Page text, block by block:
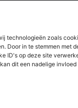
technologieën zoals
Door in te stemmen met
ID's op deze site
dit een nadelige invloed
van